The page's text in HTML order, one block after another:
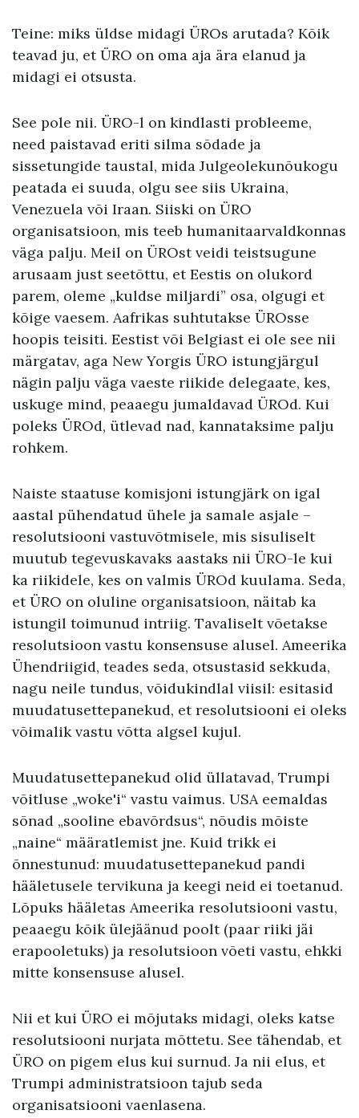
Teine: miks üldse midagi ÜROs arutada? Kõik
teavad ju, et ÜRO on oma aja ära elanud ja
midagi ei otsusta.
See pole nii. ÜRO-l on kindlasti probleeme,
need paistavad eriti silma sõdade ja
sissetungide taustal, mida Julgeolekunõukogu
peatada ei suuda, olgu see siis Ukraina,
Venezuela või Iraan. Siiski on ÜRO
organisatsioon, mis teeb humanitaarvaldkonnas
väga palju. Meil on ÜROst veidi teistsugune
arusaam just seetõttu, et Eestis on olukord
parem, oleme „kuldse miljardi” osa, olgugi et
kõige vaesem. Aafrikas suhtutakse ÜROsse
hoopis teisiti. Eestist või Belgiast ei ole see nii
märgatav, aga New Yorgis ÜRO istungjärgul
nägin palju väga vaeste riikide delegaate, kes,
uskuge mind, peaaegu jumaldavad ÜROd. Kui
poleks ÜROd, ütlevad nad, kannataksime palju
rohkem.
Naiste staatuse komisjoni istungjärk on igal
aastal pühendatud ühele ja samale asjale –
resolutsiooni vastuvõtmisele, mis sisuliselt
muutub tegevuskavaks aastaks nii ÜRO-le kui
ka riikidele, kes on valmis ÜROd kuulama. Seda,
et ÜRO on oluline organisatsioon, näitab ka
istungil toimunud intriig. Tavaliselt võetakse
resolutsioon vastu konsensuse alusel. Ameerika
Ühendriigid, teades seda, otsustasid sekkuda,
nagu neile tundus, võidukindlal viisil: esitasid
muudatusettepanekud, et resolutsiooni ei oleks
võimalik vastu võtta algsel kujul.
Muudatusettepanekud olid üllatavad, Trumpi
võitluse „woke'i“ vastu vaimus. USA eemaldas
sõnad „sooline ebavõrdsus“, nõudis mõiste
„naine“ määratlemist jne. Kuid trikk ei
õnnestunud: muudatusettepanekud pandi
hääletusele tervikuna ja keegi neid ei toetanud.
Lõpuks hääletas Ameerika resolutsiooni vastu,
peaaegu kõik ülejäänud poolt (paar riiki jäi
erapooletuks) ja resolutsioon võeti vastu, ehkki
mitte konsensuse alusel.
Nii et kui ÜRO ei mõjutaks midagi, oleks katse
resolutsiooni nurjata mõttetu. See tähendab, et
ÜRO on pigem elus kui surnud. Ja nii elus, et
Trumpi administratsioon tajub seda
organisatsiooni vaenlasena.